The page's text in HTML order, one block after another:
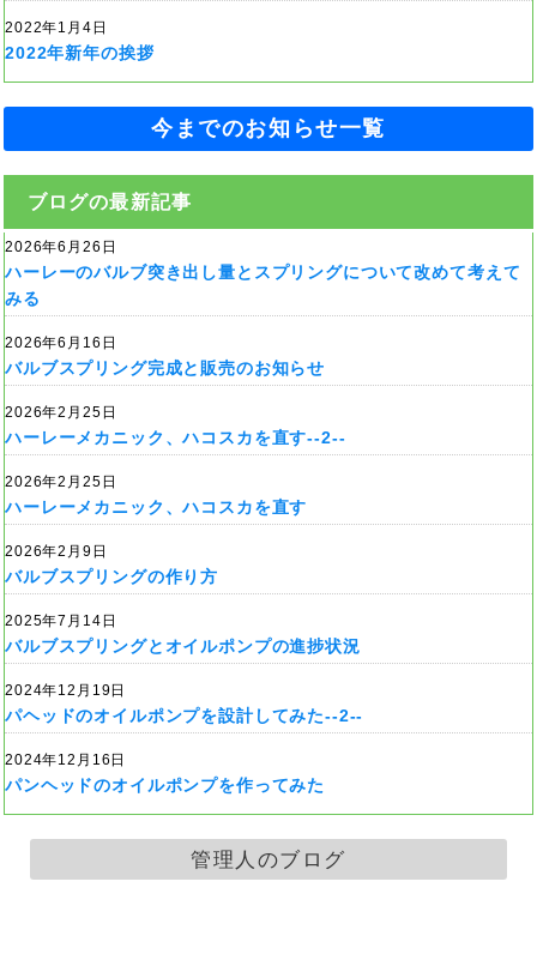
2022年1月4日
2022年新年の挨拶
今までのお知らせ一覧
ブログの最新記事
2026年6月26日
ハーレーのバルブ突き出し量とスプリングについて改めて考えて
みる
2026年6月16日
バルブスプリング完成と販売のお知らせ
2026年2月25日
ハーレーメカニック、ハコスカを直す--2--
2026年2月25日
ハーレーメカニック、ハコスカを直す
2026年2月9日
バルブスプリングの作り方
2025年7月14日
バルブスプリングとオイルポンプの進捗状況
2024年12月19日
パヘッドのオイルポンプを設計してみた--2--
2024年12月16日
パンヘッドのオイルポンプを作ってみた
管理人のブログ